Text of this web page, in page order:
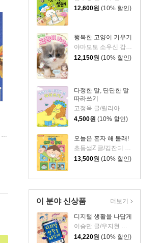
12,600원 (10% 할인)
행복한 고양이 키우기
12,150원 (10% 할인)
다정한 말, 단단한 말
따라쓰기
4,500원 (10% 할인)
오늘은 혼자 해 볼래!
초등샘Z 글/김잔디 그림
13,500원 (10% 할인)
이 분야 신상품
디지털 생활을 나답게
14,220원 (10% 할인)
더보기
우리학교